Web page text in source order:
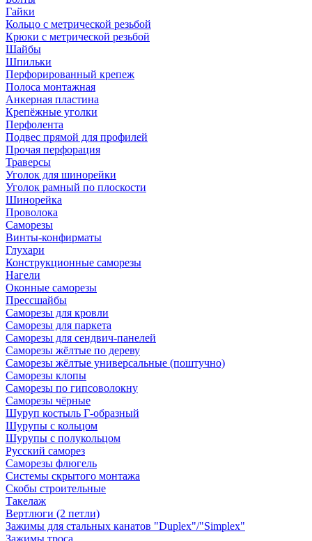
Гайки
Кольцо с метрической резьбой
Крюки с метрической резьбой
Шайбы
Шпильки
Перфорированный крепеж
Полоса монтажная
Анкерная пластина
Крепёжные уголки
Перфолента
Подвес прямой для профилей
Прочая перфорация
Траверсы
Уголок для шинорейки
Уголок рамный по плоскости
Шинорейка
Проволока
Саморезы
Винты-конфирматы
Глухари
Конструкционные саморезы
Нагели
Оконные саморезы
Прессшайбы
Саморезы для кровли
Саморезы для паркета
Саморезы для сендвич-панелей
Саморезы жёлтые по дереву
Саморезы жёлтые универсальные (поштучно)
Саморезы клопы
Саморезы по гипсоволокну
Саморезы чёрные
Шуруп костыль Г-образный
Шурупы с кольцом
Шурупы с полукольцом
Русский саморез
Саморезы флюгель
Системы скрытого монтажа
Скобы строительные
Такелаж
Вертлюги (2 петли)
Зажимы для стальных канатов "Duplex"/"Simplex"
Зажимы троса